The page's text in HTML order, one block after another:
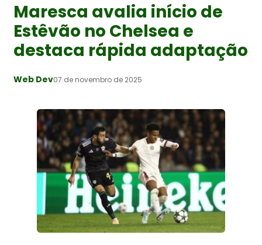
Maresca avalia início de
Estêvão no Chelsea e
destaca rápida adaptação
Web Dev07 de novembro de 2025